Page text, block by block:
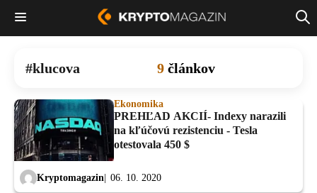
klucova 9 článkov
Ekonomika
PREHĽAD AKCIÍ- Indexy narazili
na kľúčovú rezistenciu - Tesla
otestovala 450 $
Kryptomagazin 06. 10. 2020